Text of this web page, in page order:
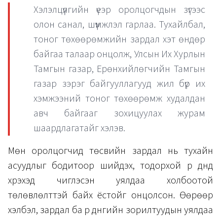
Хэлэлцүүлгийн үеэр оролцогчдын зүгээс
олон санал, шүүмжлэл гарлаа. Тухайлбал,
тоног төхөөрөмжийн зардал хэт өндөр
байгаа талаар онцолж, Улсын Их Хурлын
Тамгын газар, Ерөнхийлөгчийн Тамгын
газар зэрэг байгууллагууд жил бүр их
хэмжээний тоног төхөөрөмж худалдан
авч байгааг зохицуулах журам
шаардлагатайг хэлэв.
Мөн оролцогчид төсвийн зардал нь тухайн
асуудлыг бодитоор шийдэх, тодорхой үр дүнд
хүрэхэд чиглэсэн уялдаа холбоотой
төлөвлөлттэй байх ёстойг онцолсон. Өөрөөр
хэлбэл, зардал ба үр дүнгийн зорилтуудын уялдаа